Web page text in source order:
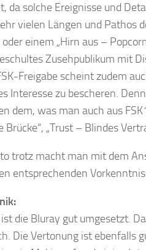
da solche Ereignisse und
vielen Längen und Pathos
einem „Hirn aus –
Zusehpublikum mit
Freigabe scheint zudem
Interesse zu bescheren.
dem, was man auch aus
Brücke“, „Trust – Blindes
trotz macht man mit dem
entsprechenden
die Bluray gut umgesetzt.
Die Vertonung ist ebenfalls